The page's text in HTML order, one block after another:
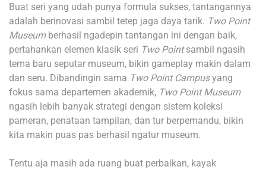
Buat seri yang udah punya formula sukses, tantangannya
adalah berinovasi sambil tetep jaga daya tarik. Two Point
Museumberhasil ngadepin tantangan ini dengan baik,
pertahankan elemen klasik seri Two Pointsambil ngasih
tema baru seputar museum, bikin gameplay makin dalam
dan seru. Dibandingin sama Two Point Campusyang
fokus sama departemen akademik, Two Point Museum
ngasih lebih banyak strategi dengan sistem koleksi
pameran, penataan tampilan, dan tur berpemandu, bikin
kita makin puas pas berhasil ngatur museum.
Tentu aja masih ada ruang buat perbaikan, kayak